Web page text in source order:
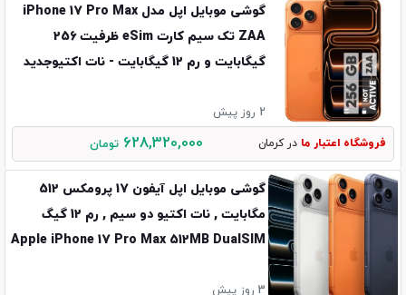
گوشی موبایل اپل مدل iPhone 17 Pro Max
ZAA تک سیم کارت eSim ظرفیت 256
گیگابایت و رم 12 گیگابایت - نات اکتیوجدید
2 روز پیش
فروشگاه اعتبار ما در کرمان 628,320,000 تومان
گوشی موبایل اپل آیفون 17 پرومکس 512
مگابایت , نات اکتیو دو سیم , رم 12 گیگ
Apple iPhone 17 Pro Max 512MB DualSIM
3 روز پیش